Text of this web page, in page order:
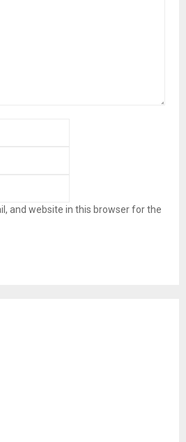
and website in this browser for the